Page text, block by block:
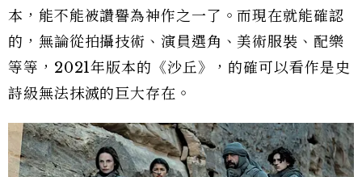
本，能不能被讚譽為神作之一了。而現在就能確認
的，無論從拍攝技術、演員選角、美術服裝、配樂
等等，2021年版本的《沙丘》，的確可以看作是史
詩級無法抹滅的巨大存在。